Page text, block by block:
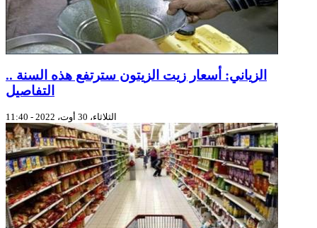
الزياني: أسعار زيت الزيتون سترتفع هذه السنة ..
التفاصيل
الثلاثاء، 30 أوت، 2022 - 11:40